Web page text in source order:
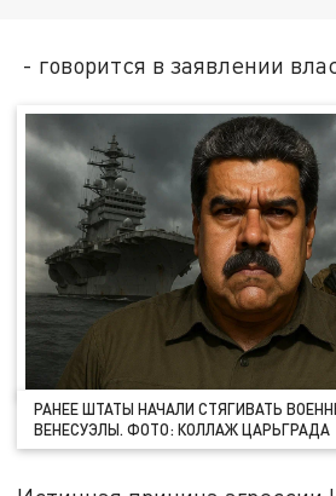
- говорится в заявлении
РАНЕЕ ШТАТЫ НАЧАЛИ СТЯГИВАТЬ
ВЕНЕСУЭЛЫ. ФОТО: КОЛЛАЖ ЦАРЬГРАДА